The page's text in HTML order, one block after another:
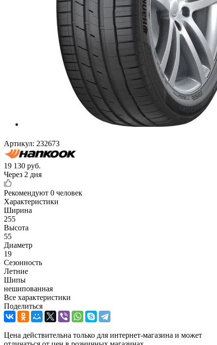
Артикул: 232673
19 130 руб.
Через 2 дня
Рекомендуют 0 человек
Характеристики
Ширина
255
Высота
55
Диаметр
19
Сезонность
Летние
Шипы
нешипованная
Все характеристики
Поделиться
Цена действительна только для интернет-магазина и может